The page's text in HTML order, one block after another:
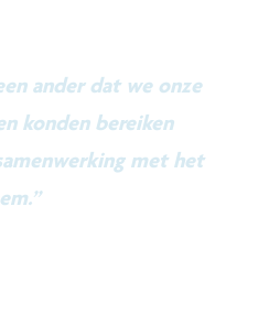
ander dat we onze
konden bereiken
met het